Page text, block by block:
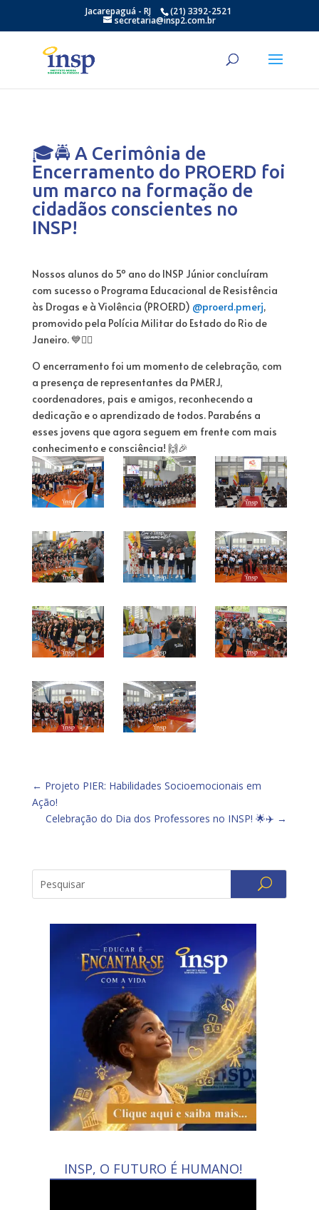
Jacarepaguá - RJ (21) 3392-2521
secretaria@insp2.com.br
🎓🚔 A Cerimônia de
Encerramento do PROERD foi
um marco na formação de
cidadãos conscientes no
INSP!
Nossos alunos do 5º ano do INSP Júnior concluíram
com sucesso o Programa Educacional de Resistência
às Drogas e à Violência (PROERD) @proerd.pmerj,
promovido pela Polícia Militar do Estado do Rio de
Janeiro. 💙👮‍♂️
O encerramento foi um momento de celebração, com
a presença de representantes da PMERJ,
coordenadores, pais e amigos, reconhecendo a
dedicação e o aprendizado de todos. Parabéns a
esses jovens que agora seguem em frente com mais
conhecimento e consciência! 🙌🎉
← Projeto PIER: Habilidades Socioemocionais em
Ação!
Celebração do Dia dos Professores no INSP! 🌟✈️ →
INSP, O FUTURO É HUMANO!